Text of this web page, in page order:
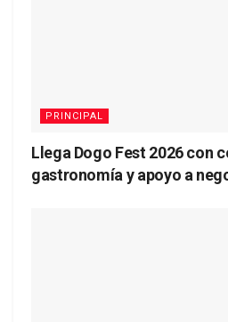
PRINCIPAL
Llega Dogo Fest 2026 con
gastronomía y apoyo a